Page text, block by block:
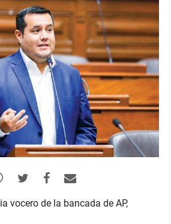
vocero de la bancada de AP,